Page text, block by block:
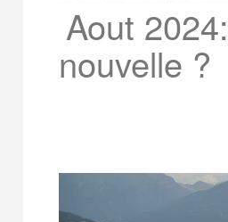
Aout
nouvelle ?